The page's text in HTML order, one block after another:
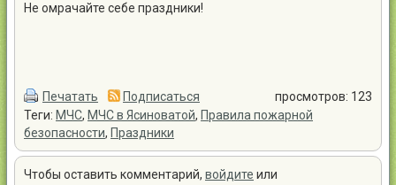
Не омрачайте себе праздники!
Печатать Подписаться
просмотров: 123
Теги: МЧС, МЧС в Ясиноватой, Правила пожарной
безопасности, Праздники
Чтобы оставить комментарий, войдите или